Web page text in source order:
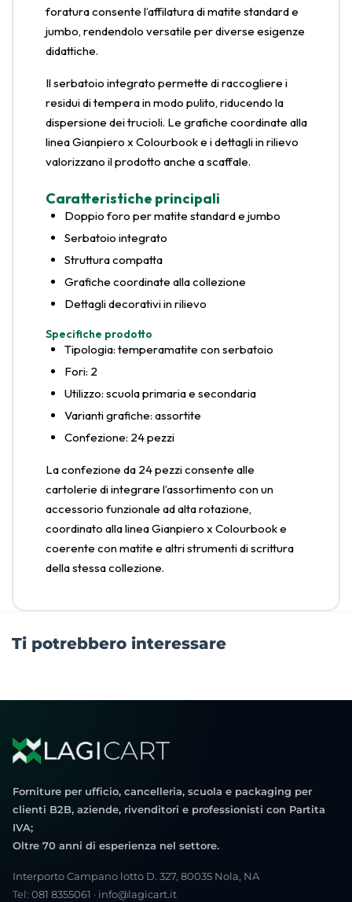
foratura consente l’affilatura di matite standard e
jumbo, rendendolo versatile per diverse esigenze
didattiche.
Il serbatoio integrato permette di raccogliere i
residui di tempera in modo pulito, riducendo la
dispersione dei trucioli. Le grafiche coordinate alla
linea Gianpiero x Colourbook e i dettagli in rilievo
valorizzano il prodotto anche a scaffale.
Caratteristiche principali
Doppio foro per matite standard e jumbo
Serbatoio integrato
Struttura compatta
Grafiche coordinate alla collezione
Dettagli decorativi in rilievo
Specifiche prodotto
Tipologia: temperamatite con serbatoio
Fori: 2
Utilizzo: scuola primaria e secondaria
Varianti grafiche: assortite
Confezione: 24 pezzi
La confezione da 24 pezzi consente alle
cartolerie di integrare l’assortimento con un
accessorio funzionale ad alta rotazione,
coordinato alla linea Gianpiero x Colourbook e
coerente con matite e altri strumenti di scrittura
della stessa collezione.
Ti potrebbero interessare
Forniture per ufficio, cancelleria, scuola e packaging per
clienti B2B, aziende, rivenditori e professionisti con Partita
IVA;
Oltre 70 anni di esperienza nel settore.
Interporto Campano lotto D. 327, 80035 Nola, NA
Tel: 081 8355061 · info@lagicart.it